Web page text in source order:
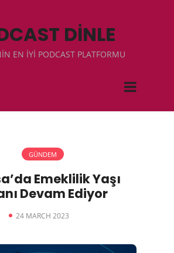
DİNLE
EN İYİ PODCAST PLATFORMU
GÜNDEM
Emeklilik Yaşı
Devam Ediyor
24 MARCH 2023